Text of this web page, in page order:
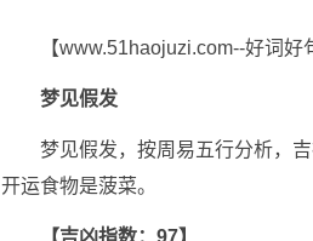
【www.51haojuzi.com--好词好
梦见假发
梦见假发，按周易五行分析，
开运食物是菠菜。
【吉凶指数：97】